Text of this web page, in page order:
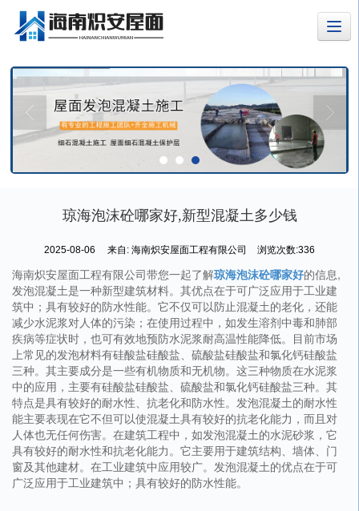
琼海泡沫砼哪家好,新型混凝土多少钱
2025-08-06 来自: 海南炽安屋面工程有限公司 浏览次数:336
海南炽安屋面工程有限公司带您一起了解琼海泡沫砼哪家好的信息,
发泡混凝土是一种新型建筑材料。其优点在于可广泛应用于工业建
筑中；具有较好的防水性能。它不仅可以防止混凝土的老化，还能
减少水泥浆对人体的污染；在使用过程中，如发生溶剂中毒和肺部
疾病等症状时，也可有效地预防水泥浆耐高温性能降低。目前市场
上常见的发泡材料有硅酸盐硅酸盐、硫酸盐硅酸盐和氯化钙硅酸盐
三种。其主要成分是一些有机物质和无机物。这三种物质在水泥浆
中的应用，主要有硅酸盐硅酸盐、硫酸盐和氯化钙硅酸盐三种。其
特点是具有较好的耐水性、抗老化和防水性。发泡混凝土的耐水性
能主要表现在它不但可以使混凝土具有较好的抗老化能力，而且对
人体也无任何伤害。在建筑工程中，如发泡混凝土的水泥砂浆，它
具有较好的耐水性和抗老化能力。它主要用于建筑结构、墙体、门
窗及其他建材。在工业建筑中应用较广。发泡混凝土的优点在于可
广泛应用于工业建筑中；具有较好的防水性能。